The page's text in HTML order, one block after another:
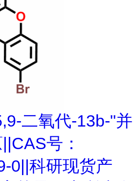
二氧代-13b-"并
号：
0||科研现货产